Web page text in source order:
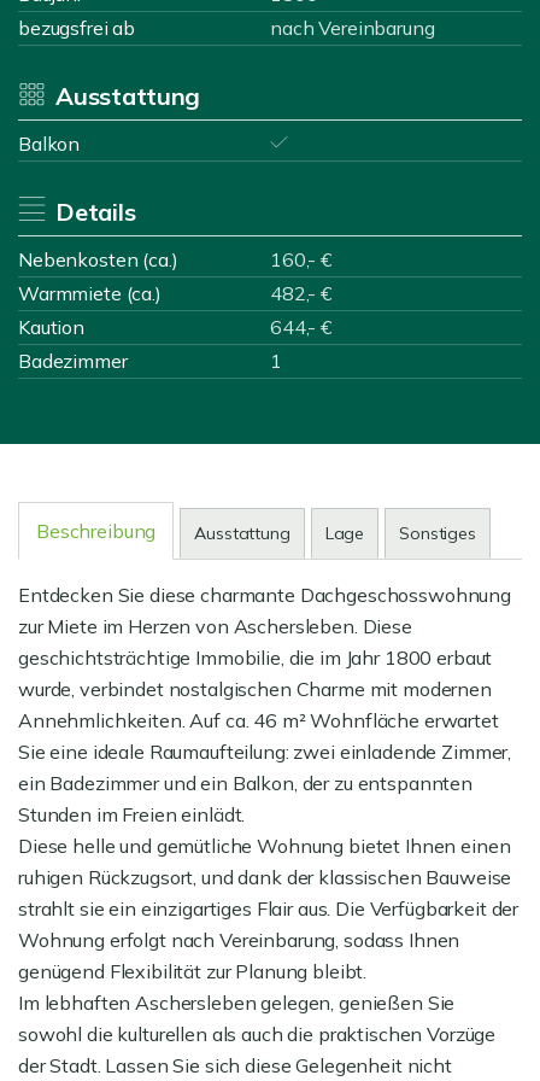
bezugsfrei ab
nach Vereinbarung
Ausstattung
Balkon
Details
Nebenkosten (ca.)
160,- €
Warmmiete (ca.)
482,- €
Kaution
644,- €
Badezimmer
1
Beschreibung Ausstattung Lage Sonstiges
Entdecken Sie diese charmante Dachgeschosswohnung
zur Miete im Herzen von Aschersleben. Diese
geschichtsträchtige Immobilie, die im Jahr 1800 erbaut
wurde, verbindet nostalgischen Charme mit modernen
Annehmlichkeiten. Auf ca. 46 m² Wohnfläche erwartet
Sie eine ideale Raumaufteilung: zwei einladende Zimmer,
ein Badezimmer und ein Balkon, der zu entspannten
Stunden im Freien einlädt.
Diese helle und gemütliche Wohnung bietet Ihnen einen
ruhigen Rückzugsort, und dank der klassischen Bauweise
strahlt sie ein einzigartiges Flair aus. Die Verfügbarkeit der
Wohnung erfolgt nach Vereinbarung, sodass Ihnen
genügend Flexibilität zur Planung bleibt.
Im lebhaften Aschersleben gelegen, genießen Sie
sowohl die kulturellen als auch die praktischen Vorzüge
der Stadt. Lassen Sie sich diese Gelegenheit nicht